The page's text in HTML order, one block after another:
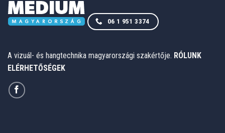
06 1 951 3374
A vizuál- és hangtechnika magyarországi szakértője. RÓLUNK
ELÉRHETŐSÉGEK